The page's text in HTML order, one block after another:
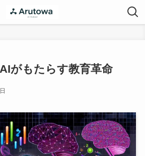
がもたらす教育革命